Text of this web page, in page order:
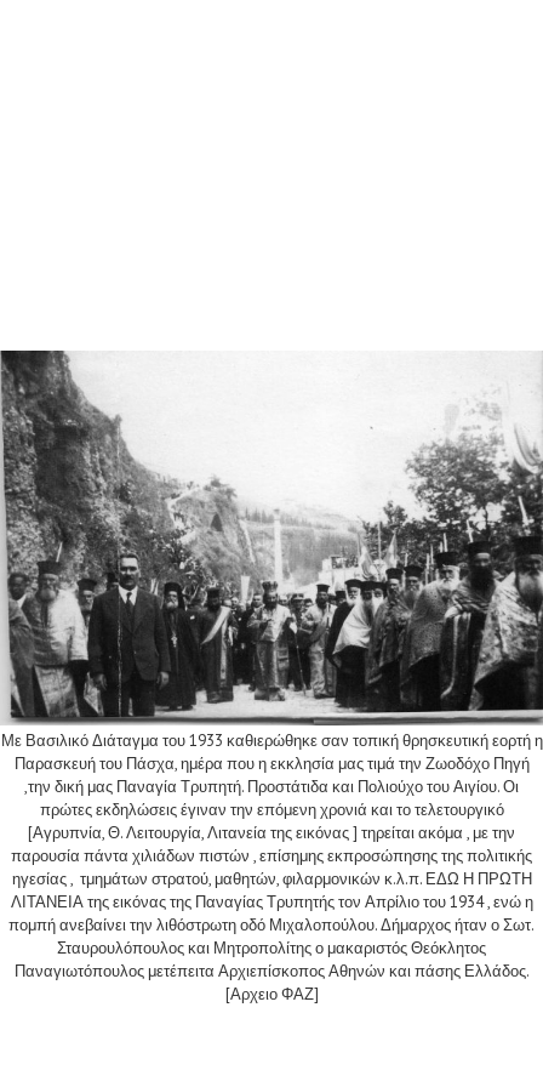
Με Βασιλικό Διάταγμα του 1933 καθιερώθηκε σαν τοπική θρησκευτική εορτή η
Παρασκευή του Πάσχα, ημέρα που η εκκλησία μας τιμά την Ζωοδόχο Πηγή
,την δική μας Παναγία Τρυπητή. Προστάτιδα και Πολιούχο του Αιγίου. Οι
πρώτες εκδηλώσεις έγιναν την επόμενη χρονιά και το τελετουργικό
[Αγρυπνία, Θ. Λειτουργία, Λιτανεία της εικόνας ] τηρείται ακόμα , με την
παρουσία πάντα χιλιάδων πιστών , επίσημης εκπροσώπησης της πολιτικής
ηγεσίας , τμημάτων στρατού, μαθητών, φιλαρμονικών κ.λ.π. ΕΔΩ Η ΠΡΩΤΗ
ΛΙΤΑΝΕΙΑ της εικόνας της Παναγίας Τρυπητής τον Απρίλιο του 1934 , ενώ η
πομπή ανεβαίνει την λιθόστρωτη οδό Μιχαλοπούλου. Δήμαρχος ήταν ο Σωτ.
Σταυρουλόπουλος και Μητροπολίτης ο μακαριστός Θεόκλητος
Παναγιωτόπουλος μετέπειτα Αρχιεπίσκοπος Αθηνών και πάσης Ελλάδος.
[Αρχειο ΦΑΖ]